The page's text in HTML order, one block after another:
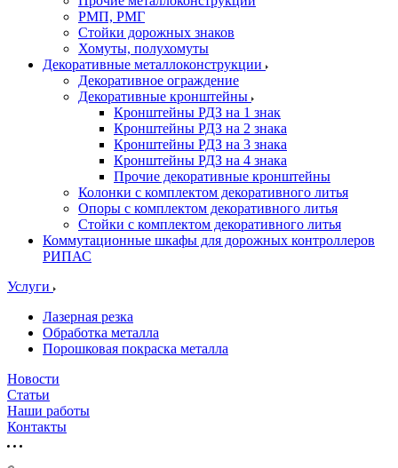
РМП, РМГ
Стойки дорожных знаков
Хомуты, полухомуты
Декоративные металлоконструкции
Декоративное ограждение
Декоративные кронштейны
Кронштейны РДЗ на 1 знак
Кронштейны РДЗ на 2 знака
Кронштейны РДЗ на 3 знака
Кронштейны РДЗ на 4 знака
Прочие декоративные кронштейны
Колонки с комплектом декоративного литья
Опоры с комплектом декоративного литья
Стойки с комплектом декоративного литья
Коммутационные шкафы для дорожных контроллеров
РИПАС
Услуги
Лазерная резка
Обработка металла
Порошковая покраска металла
Новости
Статьи
Наши работы
Контакты